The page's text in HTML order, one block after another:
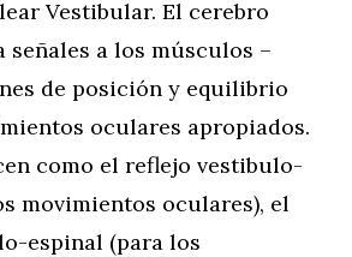
Vestibular. El cerebro
señales a los músculos –
de posición y equilibrio
oculares apropiados.
como el reflejo vestibulo-
movimientos oculares), el
espinal (para los